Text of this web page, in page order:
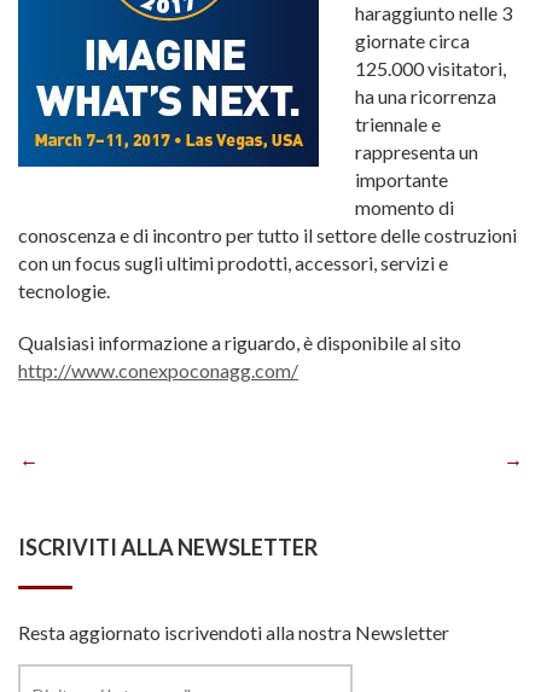
haraggiunto nelle 3
giornate circa
125.000 visitatori,
ha una ricorrenza
triennale e
rappresenta un
importante
momento di
conoscenza e di incontro per tutto il settore delle costruzioni
con un focus sugli ultimi prodotti, accessori, servizi e
tecnologie.
Qualsiasi informazione a riguardo, è disponibile al sito
http://www.conexpoconagg.com/
Navigazione
ISCRIVITI ALLA NEWSLETTER
Resta aggiornato iscrivendoti alla nostra Newsletter